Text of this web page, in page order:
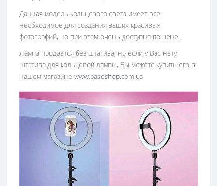
Данная модель кольцевого света имеет все
необходимое для создания ваших красивых
фотографий, но при этом очень доступна по цене.
Лампа продается без штатива, но если у Вас нету
штатива для кольцевой лампы, Вы можете купить его в
нашем магазине www.baseshop.com.ua